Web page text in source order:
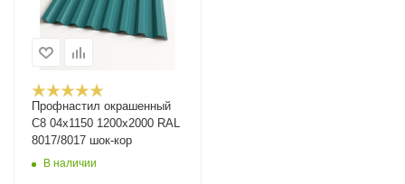
Профнастил окрашенный
С8 04х1150 1200х2000 RAL
8017/8017 шок-кор
В наличии